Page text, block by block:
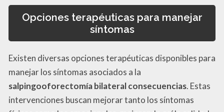
Opciones terapéuticas para manejar
síntomas
Existen diversas opciones terapéuticas disponibles para
manejar los síntomas asociados a la
salpingooforectomía bilateral consecuencias. Estas
intervenciones buscan mejorar tanto los síntomas